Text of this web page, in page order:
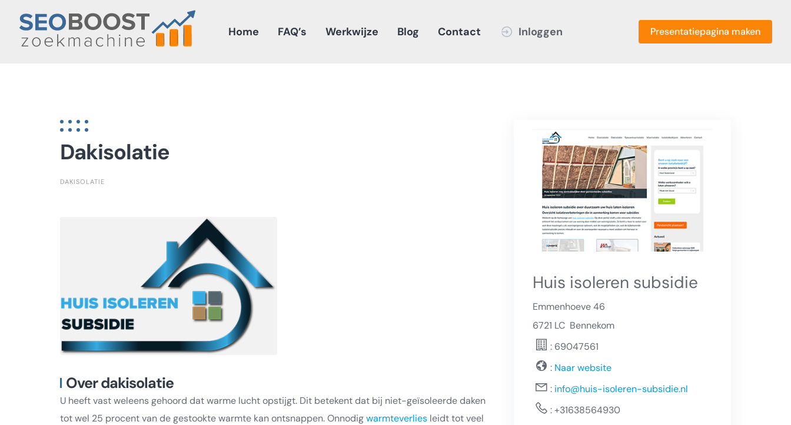
content
Home FAQ’s Werkwijze Blog Contact Inloggen Presentatiepagina maken
Dakisolatie
DAKISOLATIE
Over dakisolatie
U heeft vast weleens gehoord dat warme lucht opstijgt. Dit betekent dat bij niet-geïsoleerde daken
tot wel 25 procent van de gestookte warmte kan ontsnappen. Onnodigwarmteverlies leidt tot veel
Huis isoleren subsidie
Emmenhoeve 46
6721 LC Bennekom
: 69047561
:Naar website
: info@huis-isoleren-subsidie.nl
:+31638564930